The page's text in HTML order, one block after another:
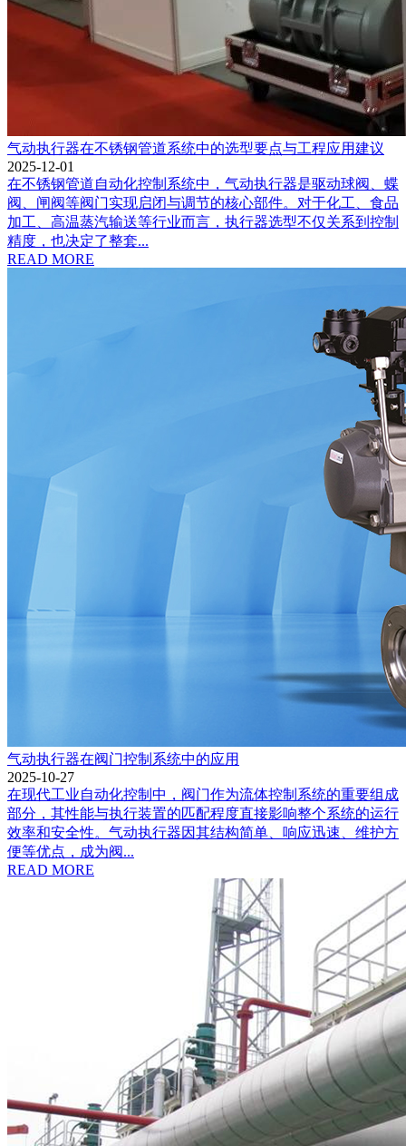
气动执行器在不锈钢管道系统中的选型要点与工程应用建议
2025-12-01
在不锈钢管道自动化控制系统中，气动执行器是驱动球阀、蝶
阀、闸阀等阀门实现启闭与调节的核心部件。对于化工、食品
加工、高温蒸汽输送等行业而言，执行器选型不仅关系到控制
精度，也决定了整套...
READ MORE
气动执行器在阀门控制系统中的应用
2025-10-27
在现代工业自动化控制中，阀门作为流体控制系统的重要组成
部分，其性能与执行装置的匹配程度直接影响整个系统的运行
效率和安全性。气动执行器因其结构简单、响应迅速、维护方
便等优点，成为阀...
READ MORE